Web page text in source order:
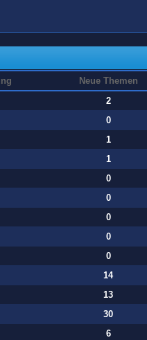
Neue Themen
2
0
1
1
0
0
0
0
0
14
13
30
6